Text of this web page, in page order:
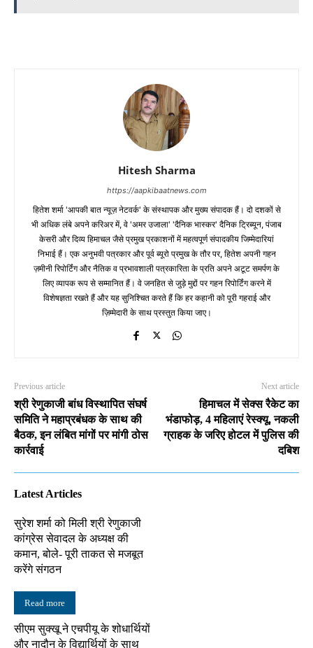
Hitesh Sharma
https://aapkibaatnews.com
हितेश शर्मा 'आपकी बात न्यूज़ नेटवर्क' के संस्थापक और मुख्य संपादक हैं। दो दशकों से
भी अधिक लंबे अपने करिअर में, वे 'अमर उजाला' 'दैनिक भास्कर' दैनिक ट्रिब्यून, पंजाब
केसरी और दिव्य हिमाचल जैसे प्रमुख प्रकाशनों में महत्वपूर्ण संपादकीय जिम्मेदारियां
निभाई हैं। एक अनुभवी पत्रकार और पूर्व ब्यूरो प्रमुख के तौर पर, हितेश अपनी गहन
ज़मीनी रिपोर्टिंग और नैतिक व प्रभावशाली पत्रकारिता के प्रति अपने अटूट समर्पण के
लिए व्यापक रूप से सम्मानित हैं। वे जनहित से जुड़े मुद्दों पर गहन रिपोर्टिंग करने में
विशेषज्ञता रखते हैं और यह सुनिश्चित करते हैं कि हर कहानी को पूरी गहराई और
ज़िम्मेदारी के साथ प्रस्तुत किया जाए।
Previous article
श्री रेणुकाजी बांध विस्थापित संघर्ष
समिति ने महाप्रबंधक के साथ की
बैठक, इन लंबित मांगों पर मांगी ठोस
कार्रवाई
Next article
हिमाचल में सेक्स रैकेट का
भंडाफोड़, 4 महिलाएं रेस्क्यू, नकली
ग्राहक के जरिए होटल में पुलिस की
दबिश
Latest Articles
सुरेश शर्मा को मिली श्री रेणुकाजी
कांग्रेस सेवादल के अध्यक्ष की
कमान, बोले- पूरी ताकत से मजबूत
करेंगे संगठन
Read more
सीएम सुक्खू ने एचपीयू के शोधार्थियों
और नादौन के विद्यार्थियों के साथ